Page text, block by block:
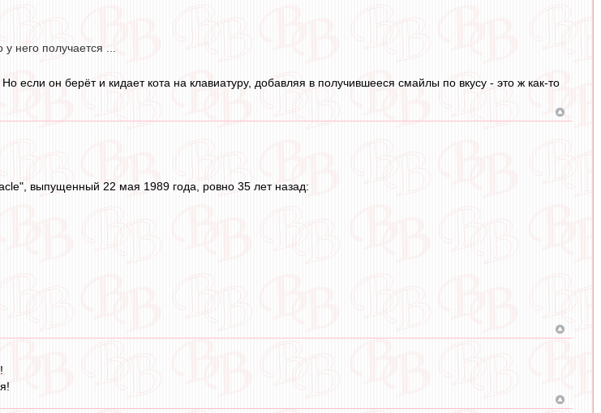
него получается ...
если он берёт и кидает кота на клавиатуру, добавляя в получившееся смайлы по вкусу - это ж как-то
выпущенный 22 мая 1989 года, ровно 35 лет назад: